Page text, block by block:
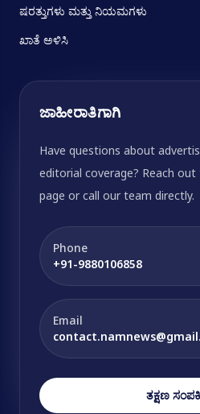
ಷರತ್ತುಗಳು ಮತ್ತು ನಿಯಮಗಳು
ಖಾತೆ ಅಳಿಸಿ
ಜಾಹೀರಾತಿಗಾಗಿ
Have questions about
editorial coverage? Reach
page or call our team directly.
Phone
+91-9880106858
Email
ತಕ್ಷಣ